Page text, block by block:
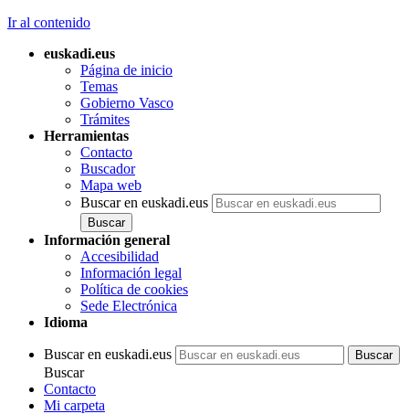
Ir al contenido
euskadi.eus
Página de inicio
Temas
Gobierno Vasco
Trámites
Herramientas
Contacto
Buscador
Mapa web
Buscar en euskadi.eus
Información general
Accesibilidad
Información legal
Política de cookies
Sede Electrónica
Idioma
Buscar en euskadi.eus
Buscar
Contacto
Mi carpeta